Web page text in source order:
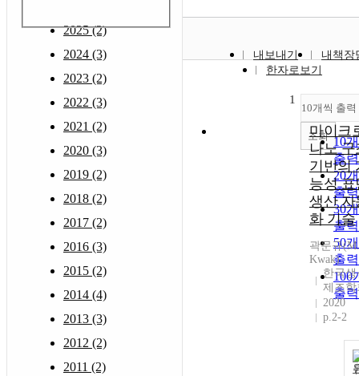
2025 (2)
2024 (3)
2023 (2)
2022 (3)
2021 (2)
2020 (3)
2019 (2)
2018 (2)
2017 (2)
2016 (3)
2015 (2)
2014 (4)
2013 (3)
2012 (2)
2011 (2)
내보내기
내책장
한자로보기
10개씩 출력
10
출력
20
출력
30
출력
50
출력
100
출력
조회
1
마이크
나노 구
기반의
능성 표
생산 자
화 기술
곽문규
Kwak)
한국생
제조학
2020
p.2-2